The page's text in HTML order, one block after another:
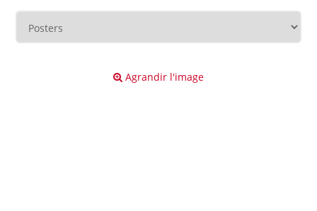
Agrandir l'image